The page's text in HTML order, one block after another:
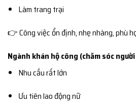
Làm trang trại
👉 Công việc ổn định, nhẹ nhàng, phù
Ngành khán hộ công (chăm sóc
Nhu cầu rất lớn
Ưu tiên lao động nữ